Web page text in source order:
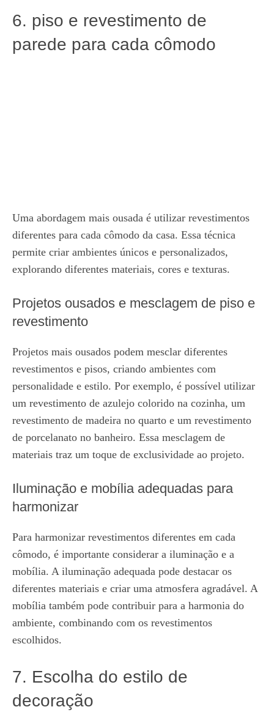
6. piso e revestimento de
parede para cada cômodo
Uma abordagem mais ousada é utilizar revestimentos
diferentes para cada cômodo da casa. Essa técnica
permite criar ambientes únicos e personalizados,
explorando diferentes materiais, cores e texturas.
Projetos ousados e mesclagem de piso e
revestimento
Projetos mais ousados podem mesclar diferentes
revestimentos e pisos, criando ambientes com
personalidade e estilo. Por exemplo, é possível utilizar
um revestimento de azulejo colorido na cozinha, um
revestimento de madeira no quarto e um revestimento
de porcelanato no banheiro. Essa mesclagem de
materiais traz um toque de exclusividade ao projeto.
Iluminação e mobília adequadas para
harmonizar
Para harmonizar revestimentos diferentes em cada
cômodo, é importante considerar a iluminação e a
mobília. A iluminação adequada pode destacar os
diferentes materiais e criar uma atmosfera agradável. A
mobília também pode contribuir para a harmonia do
ambiente, combinando com os revestimentos
escolhidos.
7. Escolha do estilo de
decoração